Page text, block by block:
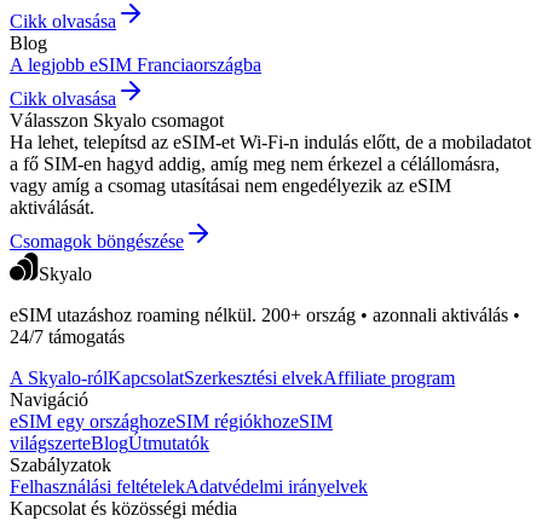
Cikk olvasása
Blog
A legjobb eSIM Franciaországba
Cikk olvasása
Válasszon Skyalo csomagot
Ha lehet, telepítsd az eSIM-et Wi‑Fi-n indulás előtt, de a mobiladatot
a fő SIM-en hagyd addig, amíg meg nem érkezel a célállomásra,
vagy amíg a csomag utasításai nem engedélyezik az eSIM
aktiválását.
Csomagok böngészése
Skyalo
eSIM utazáshoz roaming nélkül. 200+ ország • azonnali aktiválás •
24/7 támogatás
A Skyalo-rólKapcsolatSzerkesztési elvekAffiliate program
Navigáció
eSIM egy országhozeSIM régiókhozeSIM
világszerteBlogÚtmutatók
Szabályzatok
Felhasználási feltételekAdatvédelmi irányelvek
Kapcsolat és közösségi média